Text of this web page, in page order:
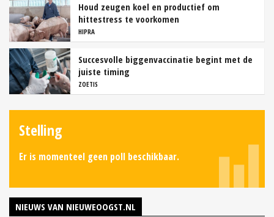
Houd zeugen koel en productief om
hittestress te voorkomen
HIPRA
Succesvolle biggenvaccinatie begint met de
juiste timing
ZOETIS
Stelling
Er is momenteel geen poll beschikbaar.
NIEUWS VAN NIEUWEOOGST.NL